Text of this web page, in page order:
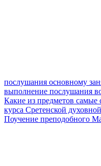
послушания основному
выполнение послушания
Какие из предметов самые
курса Сретенской
Поучение преподобного